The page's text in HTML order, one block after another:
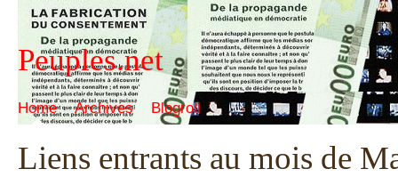
Peuples.net
Home Archives Blogroll
Liens entrants au mois de